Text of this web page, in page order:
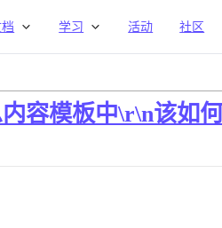
学习 活动 社区
容模板中\r\n该如